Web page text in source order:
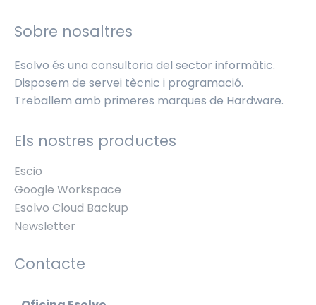
Sobre nosaltres
Esolvo és una consultoria del sector informàtic.
Disposem de servei tècnic i programació.
Treballem amb primeres marques de Hardware.
Els nostres productes
Escio
Google Workspace
Esolvo Cloud Backup
Newsletter
Contacte